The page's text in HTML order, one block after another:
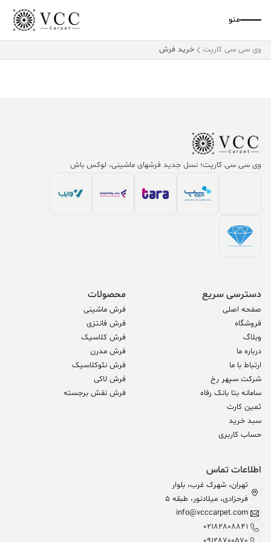
منو
وی سی سی کارپت خرید فرش
وی سی سی کارپت؛ نسل جدید فرشهای ماشینی، لوکس باش
دسترسی سریع
صفحه اصلی
فروشگاه
وبلاگ
درباره ما
ارتباط با ما
شرکت سپهر رخ
سامانه بتا بانک رفاه
ثمین کارت
سبد خرید
حساب کاربری
محصولات
فرش ماشینی
فرش فانتزی
فرش کلاسیک
فرش مدرن
فرش نئوکلاسیک
فرش لاکی
فرش نقش برجسته
اطلاعات تماس
تهران، شهرک غرب، بلوار
فرحزادی، میلادنور، طبقه 5
info@vcccarpet.com
02182808841